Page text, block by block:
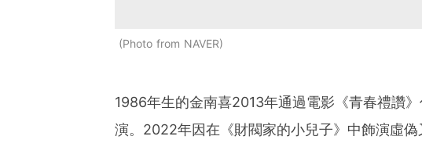
Photo from NAVER
1986年生的金南喜2013年通過電影《青春禮讚
演。2022年因在《財閥家的小兒子》中飾演虛